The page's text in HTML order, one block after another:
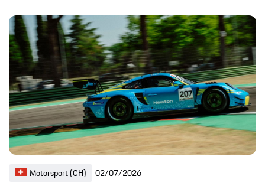
Motorsport (CH) 02/07/2026